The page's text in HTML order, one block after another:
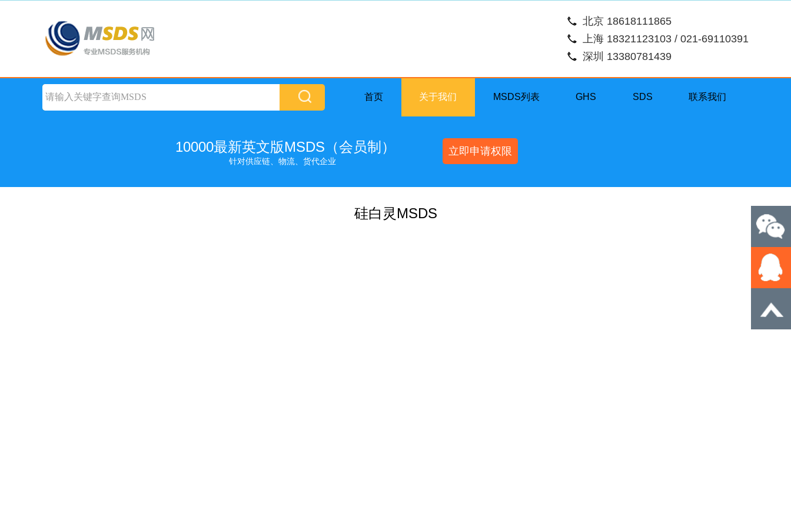
北京 18618111865
上海 18321123103 / 021-69110391
深圳 13380781439
首页 关于我们 MSDS列表 GHS SDS 联系我们
10000最新英文版MSDS（会员制）
针对供应链、物流、货代企业
立即申请权限
硅白灵MSDS